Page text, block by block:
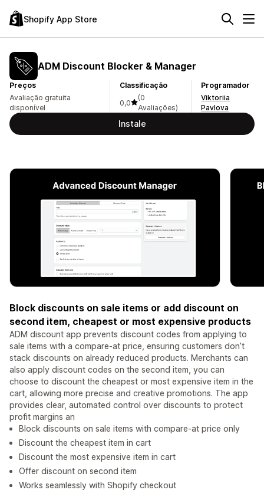
Shopify App Store
ADM Discount Blocker & Manager
Preços
Avaliação gratuita
disponível
Classificação
0,0
(0
Avaliações)
Programador
Viktoriia
Pavlova
Instale
Block discounts on sale items or add discount on
second item, cheapest or most expensive products
ADM discount app prevents discount codes from applying to
sale items with a compare-at price, ensuring customers don’t
stack discounts on already reduced products. Merchants can
also apply discount codes on the second item, you can
choose to discount the cheapest or most expensive item in the
cart, allowing more precise and creative promotions. The app
provides clear, automated control over discounts to protect
profit margins an
Block discounts on sale items with compare-at price only
Discount the cheapest item in cart
Discount the most expensive item in cart
Offer discount on second item
Works seamlessly with Shopify checkout